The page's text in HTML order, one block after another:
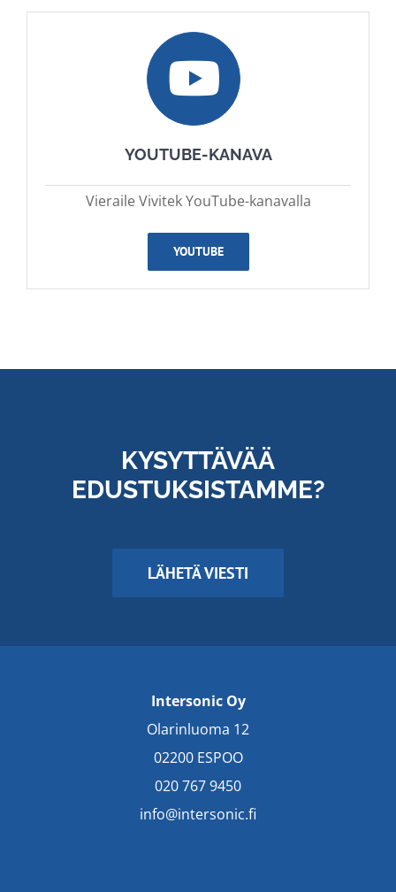
YOUTUBE-KANAVA
Vieraile Vivitek YouTube-kanavalla
YOUTUBE
KYSYTTÄVÄÄ
EDUSTUKSISTAMME?
LÄHETÄ VIESTI
Intersonic Oy
Olarinluoma 12
02200 ESPOO
020 767 9450
info@intersonic.fi